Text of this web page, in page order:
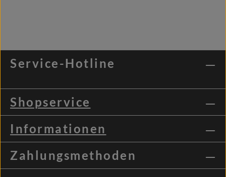
Service-Hotline
Shopservice
Informationen
Zahlungsmethoden